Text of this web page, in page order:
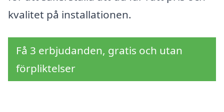
kvalitet på installationen.
Få 3 erbjudanden, gratis och utan
förpliktelser